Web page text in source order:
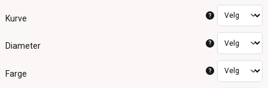
Kurve ?
Diameter ?
Farge ?